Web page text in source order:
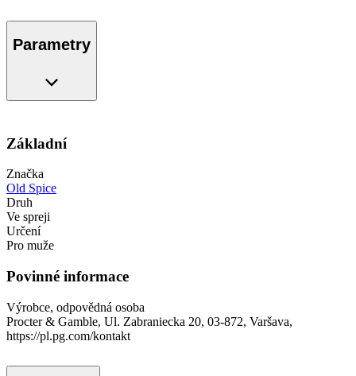
Parametry
Základní
Značka
Old Spice
Druh
Ve spreji
Určení
Pro muže
Povinné informace
Výrobce, odpovědná osoba
Procter & Gamble, Ul. Zabraniecka 20, 03-872, Varšava,
https://pl.pg.com/kontakt